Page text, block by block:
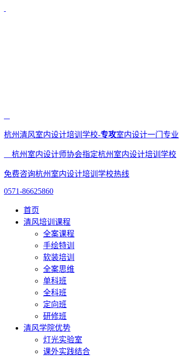
杭州清风室内设计培训学校-专攻室内设计一门专业
杭州室内设计师协会指定杭州室内设计培训学校
免费咨询杭州室内设计培训学校热线
0571-86625860
首页
清风培训课程
全案课程
手绘特训
软装培训
全案思维
单科班
全科班
定向班
研修班
清风学院优势
灯光实验室
课外实践结合